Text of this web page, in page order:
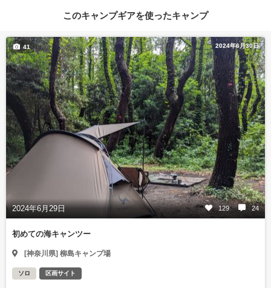
このキャンプギアを使ったキャンプ
2024年6月30日
2024年6月29日 129 24
41
初めての海キャンツー
[神奈川県] 柳島キャンプ場
ソロ 区画サイト